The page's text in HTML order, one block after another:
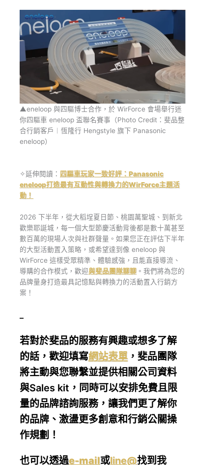
▲eneloop 與四驅博士合作，於 WirForce 會場舉行迷
你四驅車 eneloop 盃聯名賽事（Photo Credit：斐品整
合行銷客戶︱恆隆行 Hengstyle 旗下 Panasonic
eneloop）
✧延伸閱讀： 四驅車玩家一致好評：Panasonic
eneloop打造最有互動性與轉換力的WirForce主題活
動！
2026 下半年，從大稻埕夏日節、桃園萬聖城、到新北
歡樂耶誕城，每一個大型節慶活動背後都是數十萬甚至
數百萬的現場人次與社群聲量。如果您正在評估下半年
的大型活動置入策略，或希望達到像 eneloop 與
WirForce 這樣受眾精準、體驗感強，且能直接導流、
導購的合作模式，歡迎與斐品團隊聊聊 。我們將為您的
品牌量身打造最具記憶點與轉換力的活動置入行銷方
案！
–
若對於斐品的服務有興趣或想多了解
的話，歡迎填寫網站表單 ，斐品團隊
將主動與您聯繫並提供相關公司資料
與Sales kit，同時可以安排免費且限
量的品牌諮詢服務，讓我們更了解你
的品牌、激盪更多創意和行銷公關操
作規劃！
也可以透過e-mail或line@找到我